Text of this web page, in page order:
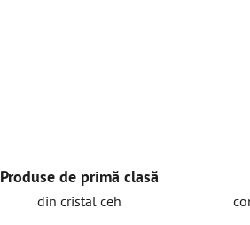
Produse de primă clasă
din cristal ceh